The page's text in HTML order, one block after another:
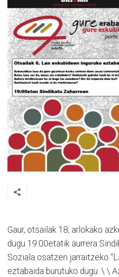
Gaur, otsailak 18, arlokako
dugu 19:00etatik aurrera
Soziala osatzen jarraitzeko
eztabaida burutuko dugu. \ \